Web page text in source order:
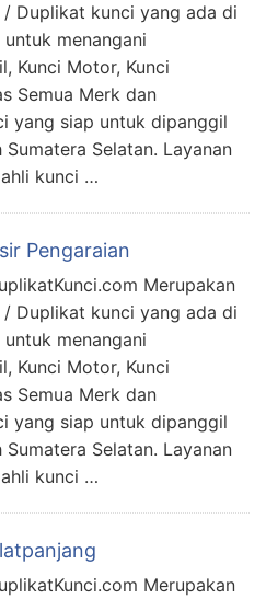
Duplikat kunci yang ada di
menangani
Kunci Motor, Kunci
Semua Merk dan
yang siap untuk dipanggil
Selatan. Layanan
kunci …
Pengaraian
Merupakan
Duplikat kunci yang ada di
menangani
Kunci Motor, Kunci
Semua Merk dan
yang siap untuk dipanggil
Selatan. Layanan
kunci …
Merupakan